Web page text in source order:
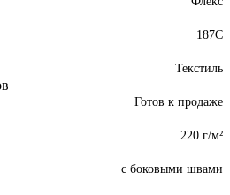
187C
Текстиль
Готов к продаже
220 г/м²
с боковыми швами